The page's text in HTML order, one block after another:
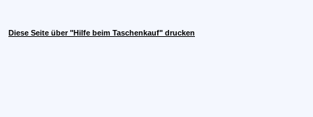
Diese Seite über "Hilfe beim Taschenkauf" drucken